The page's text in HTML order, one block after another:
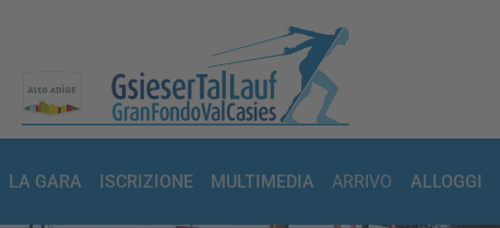
LA GARA ISCRIZIONE MULTIMEDIA ARRIVO ALLOGGI